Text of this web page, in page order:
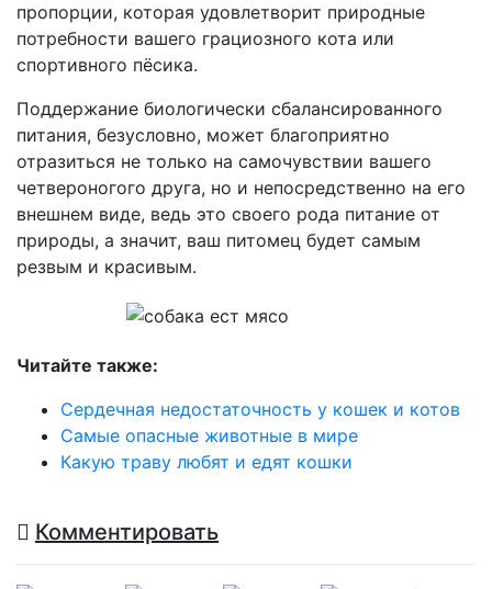
пропорции, которая удовлетворит природные
потребности вашего грациозного кота или
спортивного пёсика.
Поддержание биологически сбалансированного
питания, безусловно, может благоприятно
отразиться не только на самочувствии вашего
четвероногого друга, но и непосредственно на его
внешнем виде, ведь это своего рода питание от
природы, а значит, ваш питомец будет самым
резвым и красивым.
Читайте также:
Сердечная недостаточность у кошек и котов
Самые опасные животные в мире
Какую траву любят и едят кошки
Комментировать